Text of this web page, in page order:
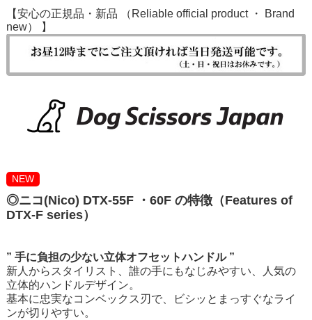
【安心の正規品・新品 （Reliable official product ・ Brand
new） 】
NEW
◎ニコ(Nico) DTX-55F ・60F の特徴（Features of
DTX-F series）
” 手に負担の少ない立体オフセットハンドル ”
新人からスタイリスト、誰の手にもなじみやすい、人気の
立体的ハンドルデザイン。
基本に忠実なコンベックス刃で、ビシッとまっすぐなライ
ンが切りやすい。